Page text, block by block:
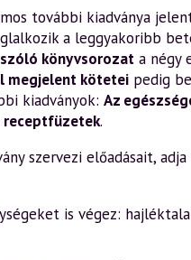
további kiadványa
a leggyakoribb
könyvsorozat a négy
megjelent kötetei pedig
kiadványok: Az
receptfüzetek.
szervezi előadásait,
is végez: